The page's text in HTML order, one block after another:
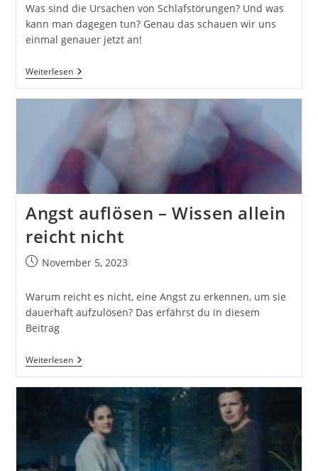
Was sind die Ursachen von Schlafstörungen? Und was
kann man dagegen tun? Genau das schauen wir uns
einmal genauer jetzt an!
WeiterlesenGuter
Schlaf
Angst auflösen – Wissen allein
reicht nicht
BeitragNovember 5, 2023
Warum reicht es nicht, eine Angst zu erkennen, um sie
dauerhaft aufzulösen? Das erfährst du in diesem
Beitrag
WeiterlesenAngst
Auflösen
Allein
Reicht
Nicht